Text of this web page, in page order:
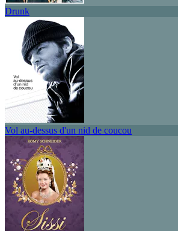
Drunk
Vol au-dessus d'un nid de coucou